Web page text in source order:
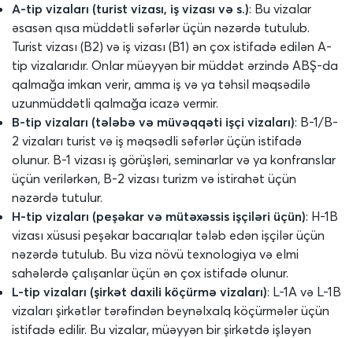
A-tip vizaları (turist vizası, iş vizası və s.): Bu vizalar
əsasən qısa müddətli səfərlər üçün nəzərdə tutulub.
Turist vizası (B2) və iş vizası (B1) ən çox istifadə edilən A-
tip vizalarıdır. Onlar müəyyən bir müddət ərzində ABŞ-da
qalmağa imkan verir, amma iş və ya təhsil məqsədilə
uzunmüddətli qalmağa icazə vermir.
B-tip vizaları (tələbə və müvəqqəti işçi vizaları): B-1/B-
2 vizaları turist və iş məqsədli səfərlər üçün istifadə
olunur. B-1 vizası iş görüşləri, seminarlar və ya konfranslar
üçün verilərkən, B-2 vizası turizm və istirahət üçün
nəzərdə tutulur.
H-tip vizaları (peşəkar və mütəxəssis işçiləri üçün): H-1B
vizası xüsusi peşəkar bacarıqlar tələb edən işçilər üçün
nəzərdə tutulub. Bu viza növü texnologiya və elmi
sahələrdə çalışanlar üçün ən çox istifadə olunur.
L-tip vizaları (şirkət daxili köçürmə vizaları): L-1A və L-1B
vizaları şirkətlər tərəfindən beynəlxalq köçürmələr üçün
istifadə edilir. Bu vizalar, müəyyən bir şirkətdə işləyən